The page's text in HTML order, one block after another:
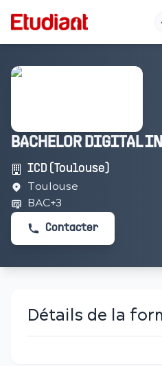
BACHELOR DIGITAL
ICD (Toulouse)
Toulouse
BAC+3
Contacter
Détails de la